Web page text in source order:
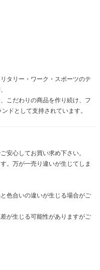
タリー・ワーク・スポーツのテ
こだわりの商品を作り続け、フ
ドとして支持されています。
安心してお買い求め下さい。
。万が一売り違いが生じてしま
色合いの違いが生じる場合がご
が生じる可能性がありますがご